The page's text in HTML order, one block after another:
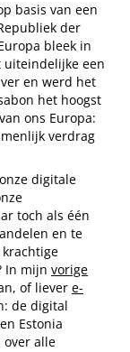
basis van een
der
bleek in
uiteindelijke een
en werd het
het hoogst
ons Europa:
verdrag
digitale
toch als één
en te
In mijn vorige
of liever e-
de digital
Estonia
alle